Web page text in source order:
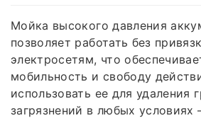
Мойка высокого давления
позволяет работать без
электросетям, что
мобильность и свободу
использовать ее для удаления
загрязнений в любых условиях